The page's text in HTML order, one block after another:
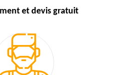
et devis gratuit